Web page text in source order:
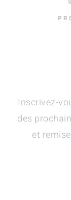
Inscrivez-
des
et